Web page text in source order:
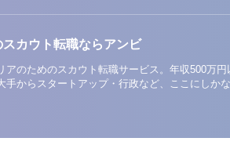
カウト転職ならアンビ
アのためのスカウト転職サービス。年収500万
手からスタートアップ・行政など、ここにしかな